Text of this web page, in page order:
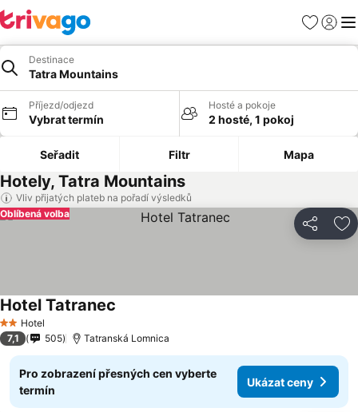
Oblíbené
Destinace
Tatra Mountains
Příjezd/odjezd
Vybrat termín
Hosté a pokoje
2 hosté, 1 pokoj
Seřadit Filtr Mapa
Hotely, Tatra Mountains
Vliv přijatých plateb na pořadí výsledků
Sdílet
Oblíbená volba
2 Počet hvězdiček
Hotel
Hotel Tatranec
7,1 505 Tatranská Lomnica
Pro zobrazení přesných cen vyberte
termín
Ukázat ceny